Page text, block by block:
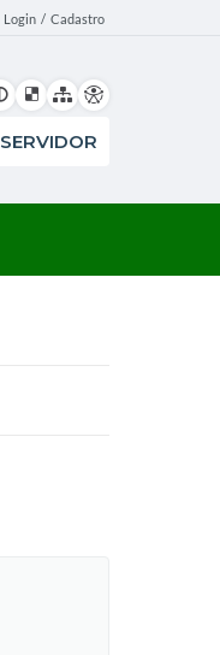
Login / Cadastro
SERVIDOR